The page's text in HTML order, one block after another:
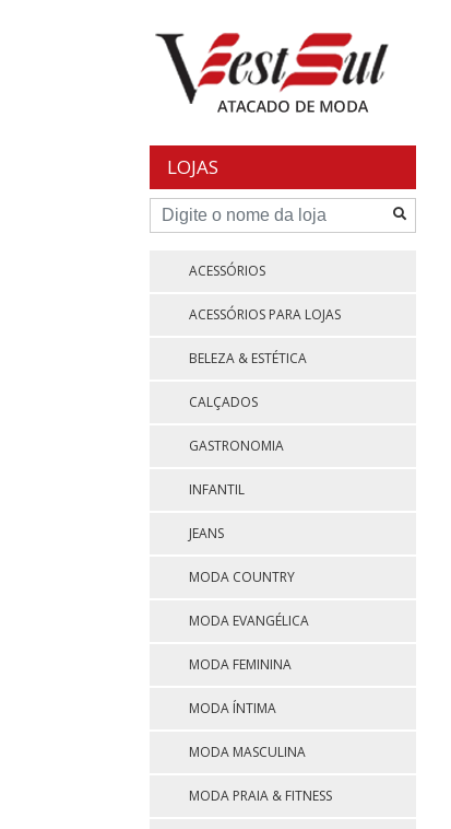
LOJAS
ACESSÓRIOS
ACESSÓRIOS PARA LOJAS
BELEZA & ESTÉTICA
CALÇADOS
GASTRONOMIA
INFANTIL
JEANS
MODA COUNTRY
MODA EVANGÉLICA
MODA FEMININA
MODA ÍNTIMA
MODA MASCULINA
MODA PRAIA & FITNESS